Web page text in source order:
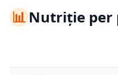
📊Nutriție per